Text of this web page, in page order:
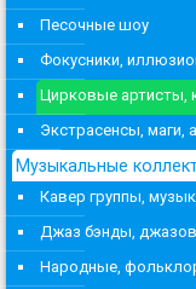
Песочные шоу
Фокусники,
Цирковые артисты,
Экстрасенсы, маги,
Музыкальные
Кавер группы,
Джаз бэнды,
Народные,